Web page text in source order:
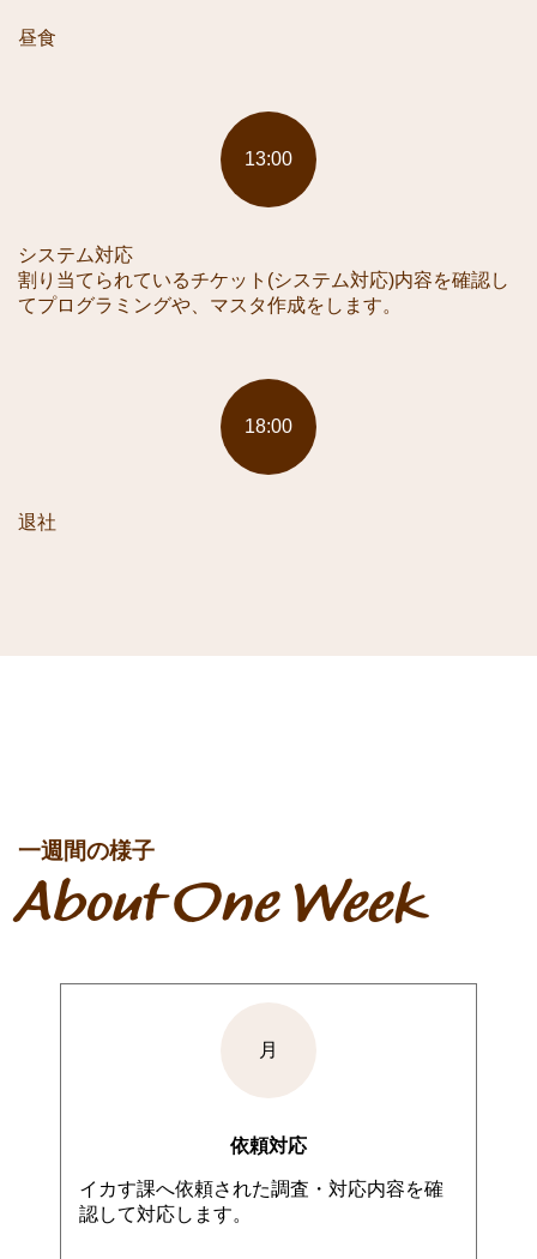
昼食
13:00
システム対応
割り当てられているチケット(システム対応)内容を確認し
てプログラミングや、マスタ作成をします。
18:00
退社
一週間の様子
About One Week
月
依頼対応
イカす課へ依頼された調査・対応内容を確
認して対応します。